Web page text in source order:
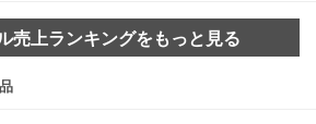
売上ランキングをもっと見る